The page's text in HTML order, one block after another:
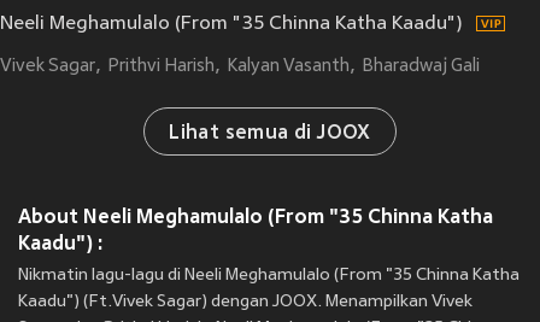
Neeli Meghamulalo (From "35 Chinna Katha Kaadu")
Vivek Sagar Prithvi Harish Kalyan Vasanth Bharadwaj Gali
Lihat semua di JOOX
About Neeli Meghamulalo (From "35 Chinna Katha
Kaadu") :
Nikmatin lagu-lagu di Neeli Meghamulalo (From "35 Chinna Katha
Kaadu") (Ft.Vivek Sagar) dengan JOOX. Menampilkan Vivek